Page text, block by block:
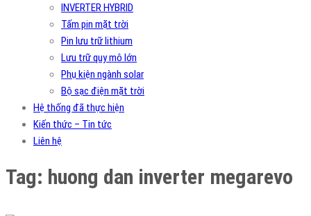
INVERTER HYBRID
Tấm pin mặt trời
Pin lưu trữ lithium
Lưu trữ quy mô lớn
Phụ kiện ngành solar
Bộ sạc điện mặt trời
Hệ thống đã thực hiện
Kiến thức – Tin tức
Liên hệ
Tag: huong dan inverter megarevo